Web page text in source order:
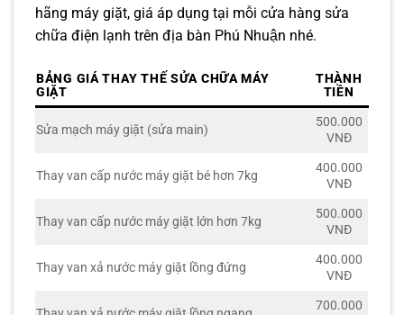
hãng máy giặt, giá áp dụng tại mỗi cửa hàng sửa
chữa điện lạnh trên địa bàn Phú Nhuận nhé.
BẢNG GIÁ THAY THẾ SỬA CHỮA MÁY
GIẶT
THÀNH
TIỀN
Sửa mạch máy giặt (sửa main)
500.000
VNĐ
Thay van cấp nước máy giặt bé hơn 7kg
400.000
VNĐ
Thay van cấp nước máy giặt lớn hơn 7kg
500.000
VNĐ
Thay van xả nước máy giặt lồng đứng
400.000
VNĐ
700.000